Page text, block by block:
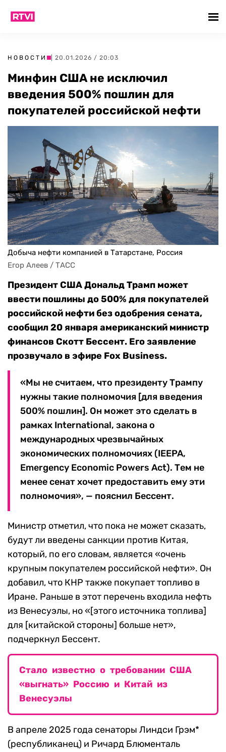
НОВОСТИ | 20.01.2026 / 20:03
Минфин США не исключил
введения 500% пошлин для
покупателей российской нефти
Добыча нефти компанией в Татарстане, Россия
Егор Алеев / ТАСС
Президент США Дональд Трамп может
ввести пошлины до 500% для покупателей
российской нефти без одобрения сената,
сообщил 20 января американский министр
финансов Скотт Бессент. Его заявление
прозвучало в эфире Fox Business.
«Мы не считаем, что президенту Трампу
нужны такие полномочия [для введения
500% пошлин]. Он может это сделать в
рамках International, закона о
международных чрезвычайных
экономических полномочиях (IEEPA,
Emergency Economic Powers Act). Тем не
менее сенат хочет предоставить ему эти
полномочия», — пояснил Бессент.
Министр отметил, что пока не может сказать,
будут ли введены санкции против Китая,
который, по его словам, является «очень
крупным покупателем российской нефти». Он
добавил, что КНР также покупает топливо в
Иране. Раньше в этот перечень входила нефть
из Венесуэлы, но «[этого источника топлива]
для [китайской стороны] больше нет»,
подчеркнул Бессент.
Стало известно о требовании США
«выгнать» Россию и Китай из
Венесуэлы
В апреле 2025 года сенаторы Линдси Грэм*
(республиканец) и Ричард Блюменталь